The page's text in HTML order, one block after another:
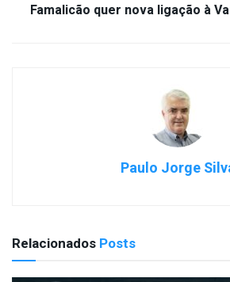
Famalicão quer nova ligação à
Paulo Jorge
Relacionados Posts